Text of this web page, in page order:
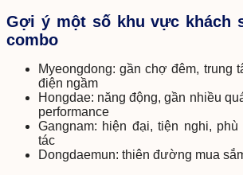
Gợi ý một số khu vực khách
combo
Myeongdong: gần chợ đêm, trung
điện ngầm
Hongdae: năng động, gần nhiều
performance
Gangnam: hiện đại, tiện nghi,
tác
Dongdaemun: thiên đường mua